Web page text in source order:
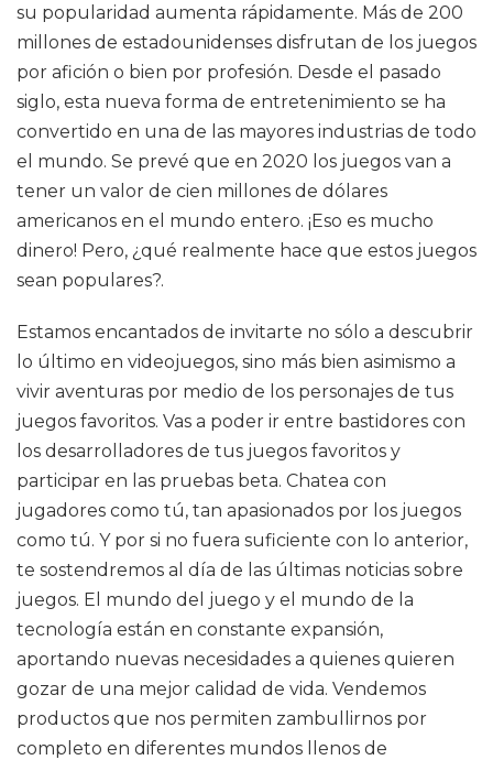
su popularidad aumenta rápidamente. Más de 200
millones de estadounidenses disfrutan de los juegos
por afición o bien por profesión. Desde el pasado
siglo, esta nueva forma de entretenimiento se ha
convertido en una de las mayores industrias de todo
el mundo. Se prevé que en 2020 los juegos van a
tener un valor de cien millones de dólares
americanos en el mundo entero. ¡Eso es mucho
dinero! Pero, ¿qué realmente hace que estos juegos
sean populares?.
Estamos encantados de invitarte no sólo a descubrir
lo último en videojuegos, sino más bien asimismo a
vivir aventuras por medio de los personajes de tus
juegos favoritos. Vas a poder ir entre bastidores con
los desarrolladores de tus juegos favoritos y
participar en las pruebas beta. Chatea con
jugadores como tú, tan apasionados por los juegos
como tú. Y por si no fuera suficiente con lo anterior,
te sostendremos al día de las últimas noticias sobre
juegos. El mundo del juego y el mundo de la
tecnología están en constante expansión,
aportando nuevas necesidades a quienes quieren
gozar de una mejor calidad de vida. Vendemos
productos que nos permiten zambullirnos por
completo en diferentes mundos llenos de